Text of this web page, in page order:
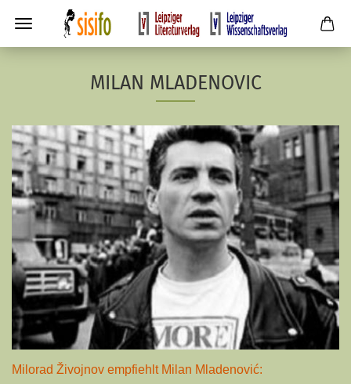
MILAN MLADENOVIC
Milorad Živojnov empfiehlt Milan Mladenović: